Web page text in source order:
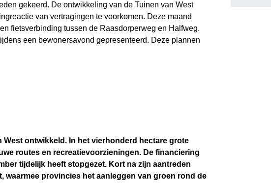
gekeerd. De ontwikkeling van de Tuinen van West
van vertragingen te voorkomen. Deze maand
fietsverbinding tussen de Raasdorperweg en Halfweg.
een bewonersavond gepresenteerd. Deze plannen
ontwikkeld. In het vierhonderd hectare grote
routes en recreatievoorzieningen. De financiering
tijdelijk heeft stopgezet. Kort na zijn aantreden
provincies het aanleggen van groen rond de